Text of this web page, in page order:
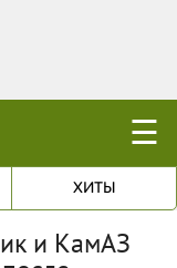
☰
ХИТЫ
и КамАЗ